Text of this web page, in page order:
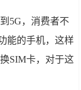
5G，消费者不
能的手机，这样
SIM卡，对于这